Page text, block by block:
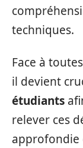
techniques.
Face à
il devient
étudiants
relever ces
approfondie